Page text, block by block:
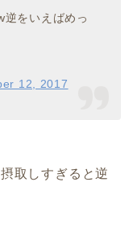
逆をいえばめっ
12, 2017
取しすぎると逆